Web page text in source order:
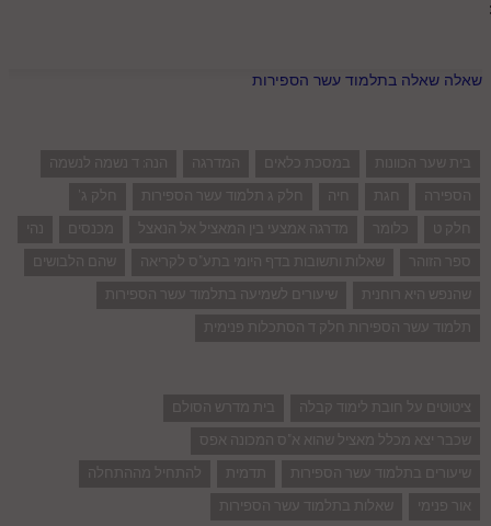
שאלה שאלה בתלמוד עשר הספירות
בית שער הכוונות במסכת כלאים המדרגה
הנה: ד נשמה לנשמה
הספירה
חגת חיה חלק ג תלמוד עשר הספירות
חלק ג'
חלק ט
כלומר מדרגה אמצעי בין המאציל אל הנאצל מכנסים
נהי
ספר הזוהר
שאלות ותשובות בדף היומי בתע"ס לקריאה
שהם הלבושים
שהנפש היא רוחנית
שיעורים לשמיעה בתלמוד עשר הספירות
תלמוד עשר הספירות חלק ד הסתכלות פנימית
ציטוטים על חובת לימוד קבלה
בית מדרש הסולם
שכבר יצא מכלל מאציל שהוא א"ס המכונה אפס
שיעורים בתלמוד עשר הספירות
תדמית
להתחיל מההתחלה
אור פנימי
שאלות בתלמוד עשר הספירות